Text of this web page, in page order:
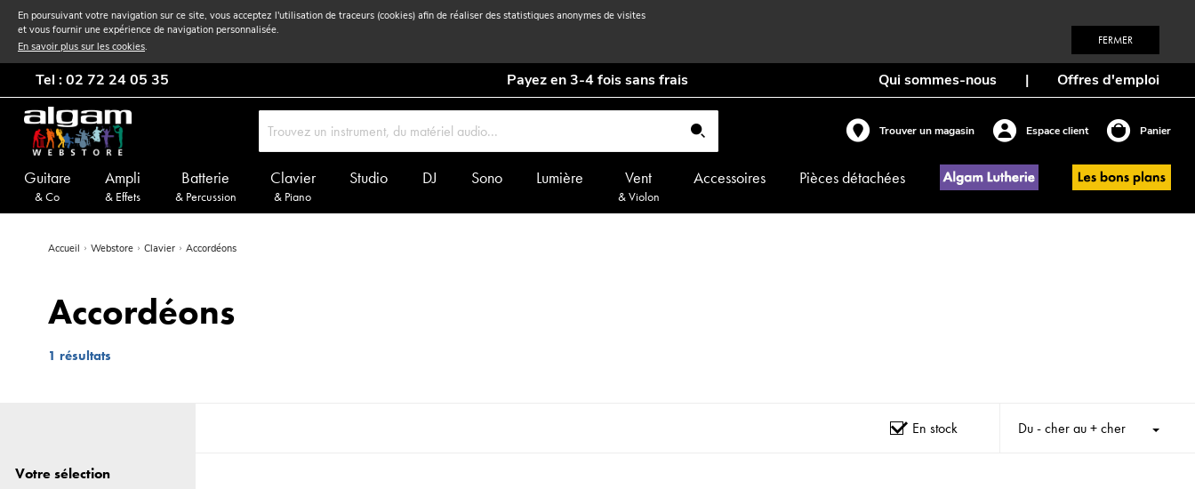
En poursuivant votre navigation sur ce site, vous acceptez l'utilisation de traceurs (cookies) afin de réaliser des statistiques anonymes de visites
et vous fournir une expérience de navigation personnalisée.
En savoir plus sur les cookies. FERMER
Tel : 02 72 24 05 35 Payez en 3-4 fois sans frais Qui sommes-nous | Offres d'emploi
Trouver un magasin Espace client Panier
Guitare
& Co
Ampli
& Effets
Batterie
& Percussion
Clavier
& Piano
Studio DJ Sono Lumière Vent
& Violon
Accessoires Pièces détachées
Accueil Webstore Clavier Accordéons
Accordéons
1 résultats
Du - cher au + cher
En stock
Votre sélection